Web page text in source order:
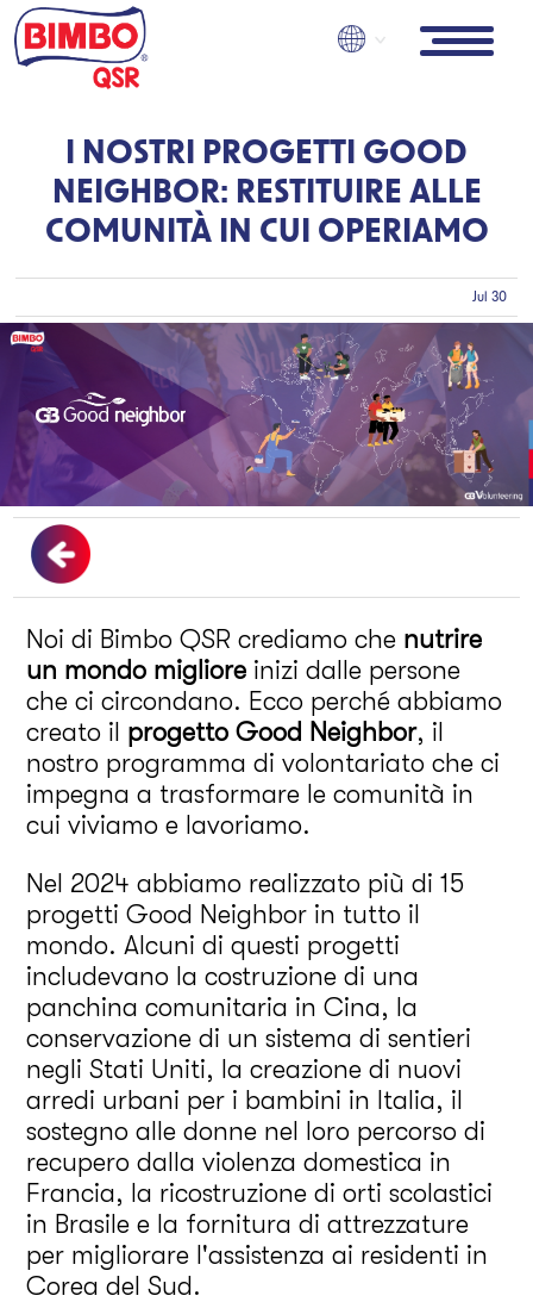
Skip
to
main
I NOSTRI PROGETTI GOOD
NEIGHBOR: RESTITUIRE ALLE
COMUNITÀ IN CUI OPERIAMO
Jul 30
Noi di Bimbo QSR crediamo che nutrire
un mondo migliore inizi dalle persone
che ci circondano. Ecco perché abbiamo
creato il progetto Good Neighbor, il
nostro programma di volontariato che ci
impegna a trasformare le comunità in
cui viviamo e lavoriamo.
Nel 2024 abbiamo realizzato più di 15
progetti Good Neighbor in tutto il
mondo. Alcuni di questi progetti
includevano la costruzione di una
panchina comunitaria in Cina, la
conservazione di un sistema di sentieri
negli Stati Uniti, la creazione di nuovi
arredi urbani per i bambini in Italia, il
sostegno alle donne nel loro percorso di
recupero dalla violenza domestica in
Francia, la ricostruzione di orti scolastici
in Brasile e la fornitura di attrezzature
per migliorare l'assistenza ai residenti in
Corea del Sud.